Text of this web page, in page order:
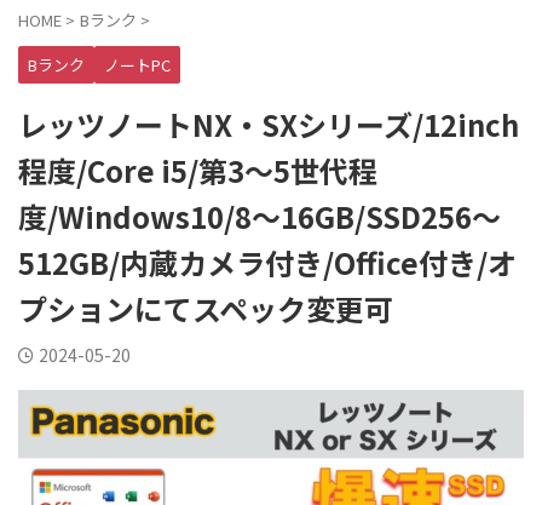
HOME > Bランク >
Bランク
ノートPC
レッツノートNX・SXシリーズ/12inch
程度/Core i5/第3〜5世代程
度/Windows10/8〜16GB/SSD256〜
512GB/内蔵カメラ付き/Office付き/オ
プションにてスペック変更可
2024-05-20